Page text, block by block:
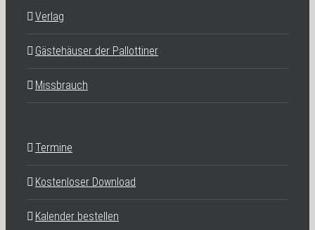
Verlag
Gästehäuser der Pallottiner
Missbrauch
Termine
Kostenloser Download
Kalender bestellen